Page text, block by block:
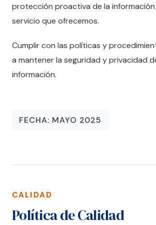
protección proactiva de la
servicio que ofrecemos.
Cumplir con las políticas y
a mantener la seguridad y privacidad
información.
FECHA: MAYO 2025
CALIDAD
Política de Calidad